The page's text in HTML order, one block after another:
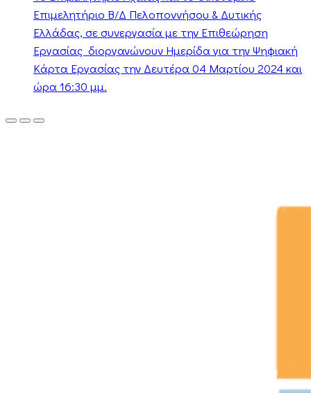
Επιμελητήριο Β/Δ Πελοποννήσου & Δυτικής
Ελλάδας, σε συνεργασία με την Επιθεώρηση
Εργασίας διοργανώνουν Ημερίδα για την Ψηφιακή
Κάρτα Εργασίας την Δευτέρα 04 Μαρτίου 2024 και
ώρα 16:30 μμ.